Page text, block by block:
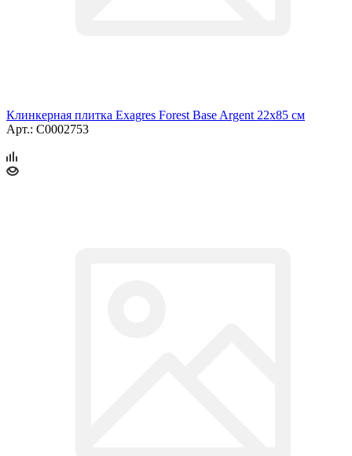
Клинкерная плитка Exagres Forest Base Argent 22x85 см
Арт.: С0002753